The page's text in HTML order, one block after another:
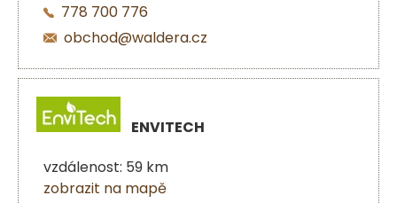
778 700 776
obchod@waldera.cz
ENVITECH
vzdálenost: 59 km
zobrazit na mapě